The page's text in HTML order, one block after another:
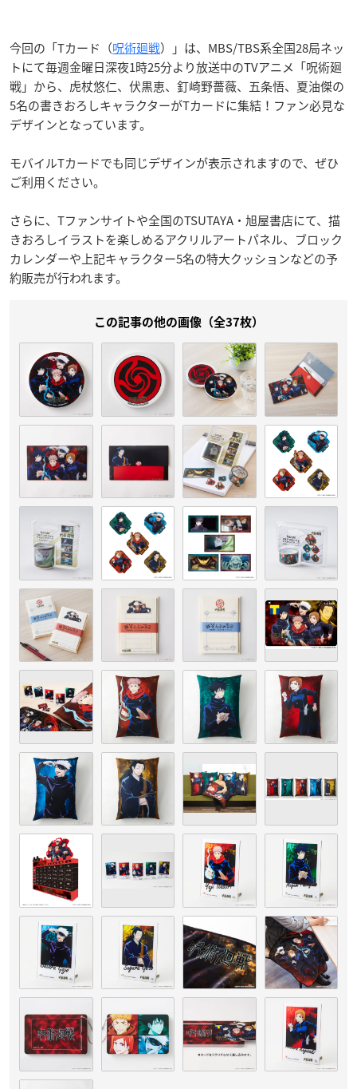
今回の「Tカード（呪術廻戦）」は、MBS/TBS系全国28局ネッ
トにて毎週金曜日深夜1時25分より放送中のTVアニメ「呪術廻
戦」から、虎杖悠仁、伏黒恵、釘崎野薔薇、五条悟、夏油傑の
5名の書きおろしキャラクターがTカードに集結！ファン必見な
デザインとなっています。
モバイルTカードでも同じデザインが表示されますので、ぜひ
ご利用ください。
さらに、Tファンサイトや全国のTSUTAYA・旭屋書店にて、描
きおろしイラストを楽しめるアクリルアートパネル、ブロック
カレンダーや上記キャラクター5名の特大クッションなどの予
約販売が行われます。
この記事の他の画像（全37枚）